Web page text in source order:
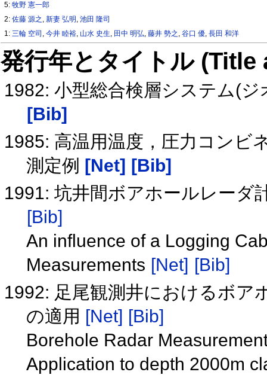
5:牧野 憲一郎
2:佐藤 源之 ,新妻 弘明 ,池田 隆司
1:三輪 空司 ,今井 睦裕, 山水 史生, 田中 明弘,藤井 勢之 ,谷口 優,長田 和洋
発行年とタイトル
1982: 小型総合検層システム(
[Bib]
1985: 高温用温度，圧力コンビ
測定例
[Net] [Bib]
1991: 坑井間ボアホールレー
[Bib]
An influence of a Logging
Measurements [Net] [Bib]
1992: 足尾観測井におけるボア
の適用 [Net] [Bib]
Borehole Radar
Application to depth 2000m